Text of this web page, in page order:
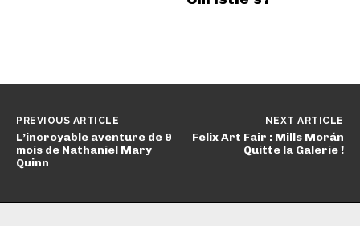
PREVIOUS ARTICLE
L’incroyable aventure de 9
mois de Nathaniel Mary
Quinn
NEXT ARTICLE
Felix Art Fair : Mills Morán
Quitte la Galerie !